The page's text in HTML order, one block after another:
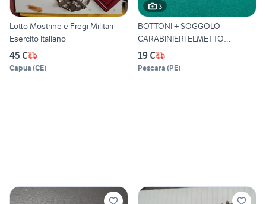
Lotto Mostrine e Fregi Militari
Esercito Italiano
45 €
Capua (CE)
3
BOTTONI + SOGGOLO
CARABINIERI ELMETTO
ITALIANO
19 €
Pescara (PE)